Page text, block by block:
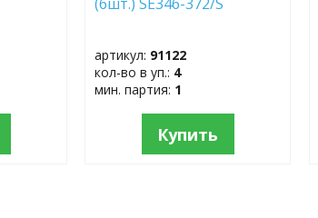
артикул: 91122
кол-во в уп.: 4
мин. партия: 1
Купить